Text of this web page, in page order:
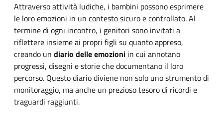
Attraverso attività ludiche, i bambini possono esprimere
le loro emozioni in un contesto sicuro e controllato. Al
termine di ogni incontro, i genitori sono invitati a
riflettere insieme ai propri figli su quanto appreso,
creando un diario delle emozioni in cui annotano
progressi, disegni e storie che documentano il loro
percorso. Questo diario diviene non solo uno strumento di
monitoraggio, ma anche un prezioso tesoro di ricordi e
traguardi raggiunti.